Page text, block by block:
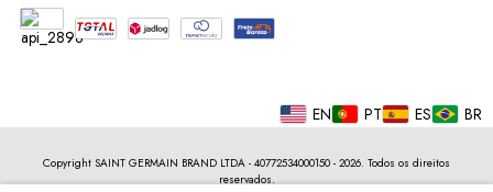
EN PT ES BR
Copyright SAINT GERMAIN BRAND LTDA - 40772534000150 - 2026. Todos os direitos
reservados.